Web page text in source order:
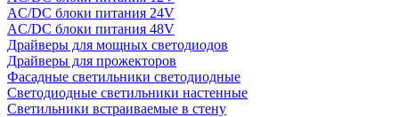
AC/DC блоки питания 24V
AC/DC блоки питания 48V
Драйверы для мощных светодиодов
Драйверы для прожекторов
Фасадные светильники светодиодные
Светодиодные светильники настенные
Светильники встраиваемые в стену